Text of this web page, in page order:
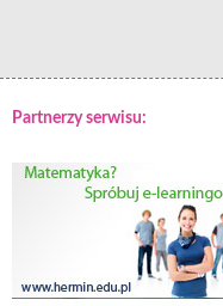
Partnerzy serwisu: